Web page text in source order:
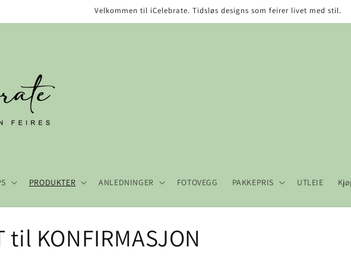
Velkommen til iCelebrate. Tidsløs designs som feirer livet med stil.
PRODUKTER ANLEDNINGER FOTOVEGG PAKKEPRIS UTLEIE
til KONFIRMASJON